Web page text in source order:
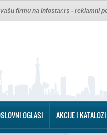
firmu na Infostar.rs - reklamni
OGLASI AKCIJE I KATALOZI